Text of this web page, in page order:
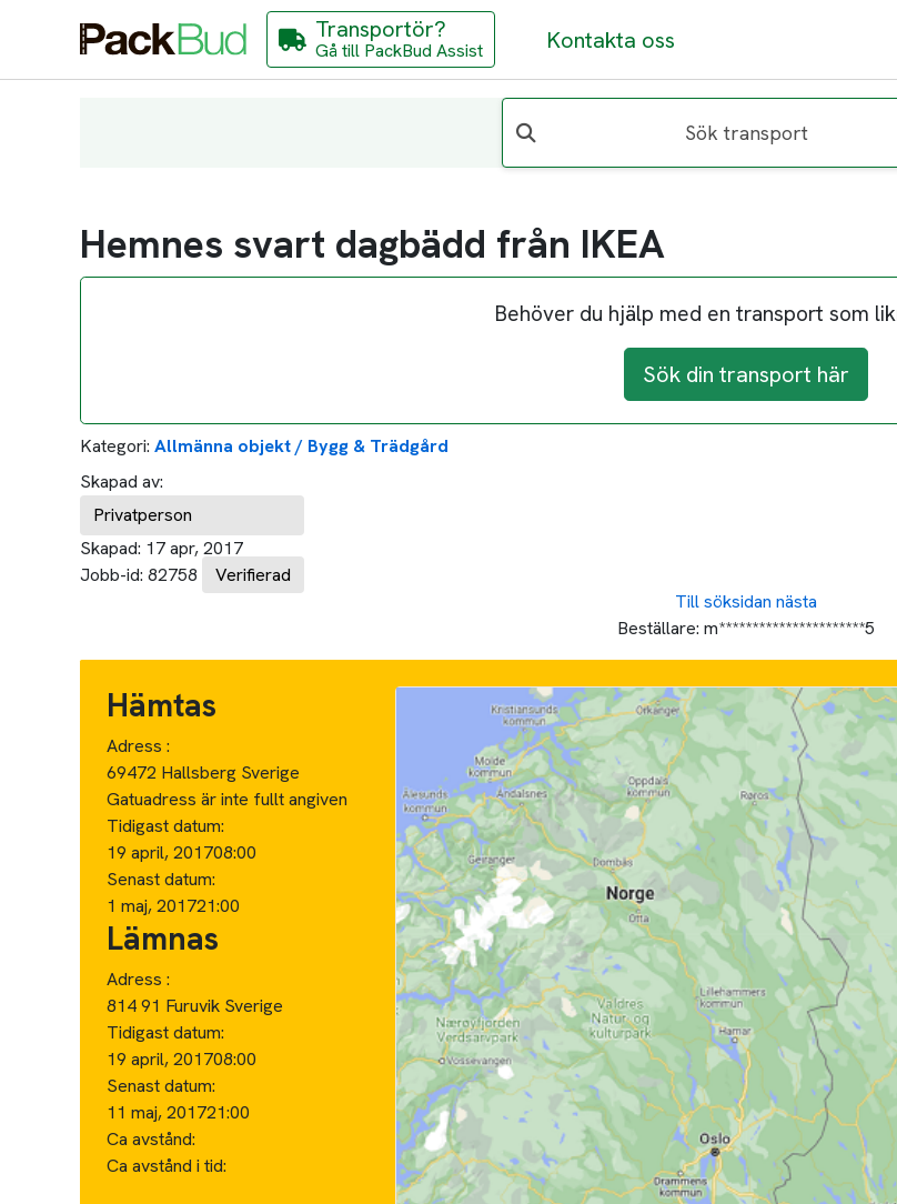
Transportör?
Gå till PackBud Assist Kontakta oss
Sök transport
Hemnes svart dagbädd från IKEA
Behöver du hjälp med en transport som
Sök din transport här
Kategori: Allmänna objekt / Bygg & Trädgård
Skapad av:
Privatperson
Skapad: 17 apr, 2017
Jobb-id: 82758 Verifierad
Till söksidan nästa
Beställare: m**********************5
Hämtas
Adress :
69472 Hallsberg Sverige
Gatuadress är inte fullt angiven
Tidigast datum:
19 april, 201708:00
Senast datum:
1 maj, 201721:00
Lämnas
Adress :
814 91 Furuvik Sverige
Tidigast datum:
19 april, 201708:00
Senast datum:
11 maj, 201721:00
Ca avstånd:
Ca avstånd i tid: